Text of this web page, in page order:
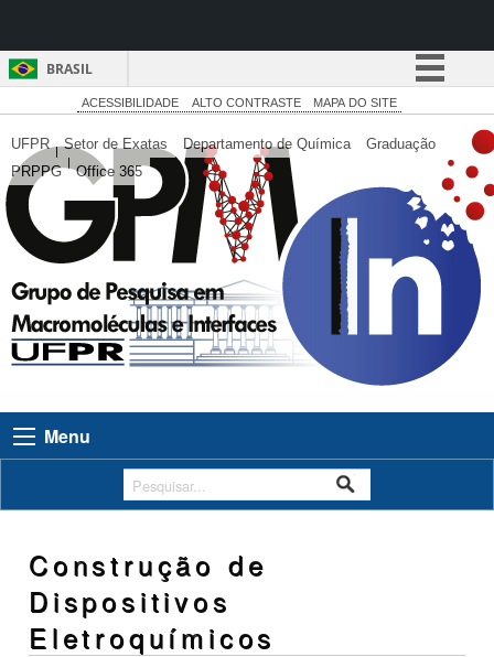
BRASIL
Simplifique!
Comunica BR
Acesso à informação
Legislação
Canais
ACESSIBILIDADE ALTO CONTRASTE MAPA DO SITE
UFPR Setor de Exatas Departamento de Química
Graduação
PRPPG
Office 365
Menu
Construção de
Dispositivos
Eletroquímicos